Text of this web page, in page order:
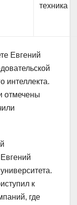
техника
Евгений
интеллекта.
отмечены
к
где